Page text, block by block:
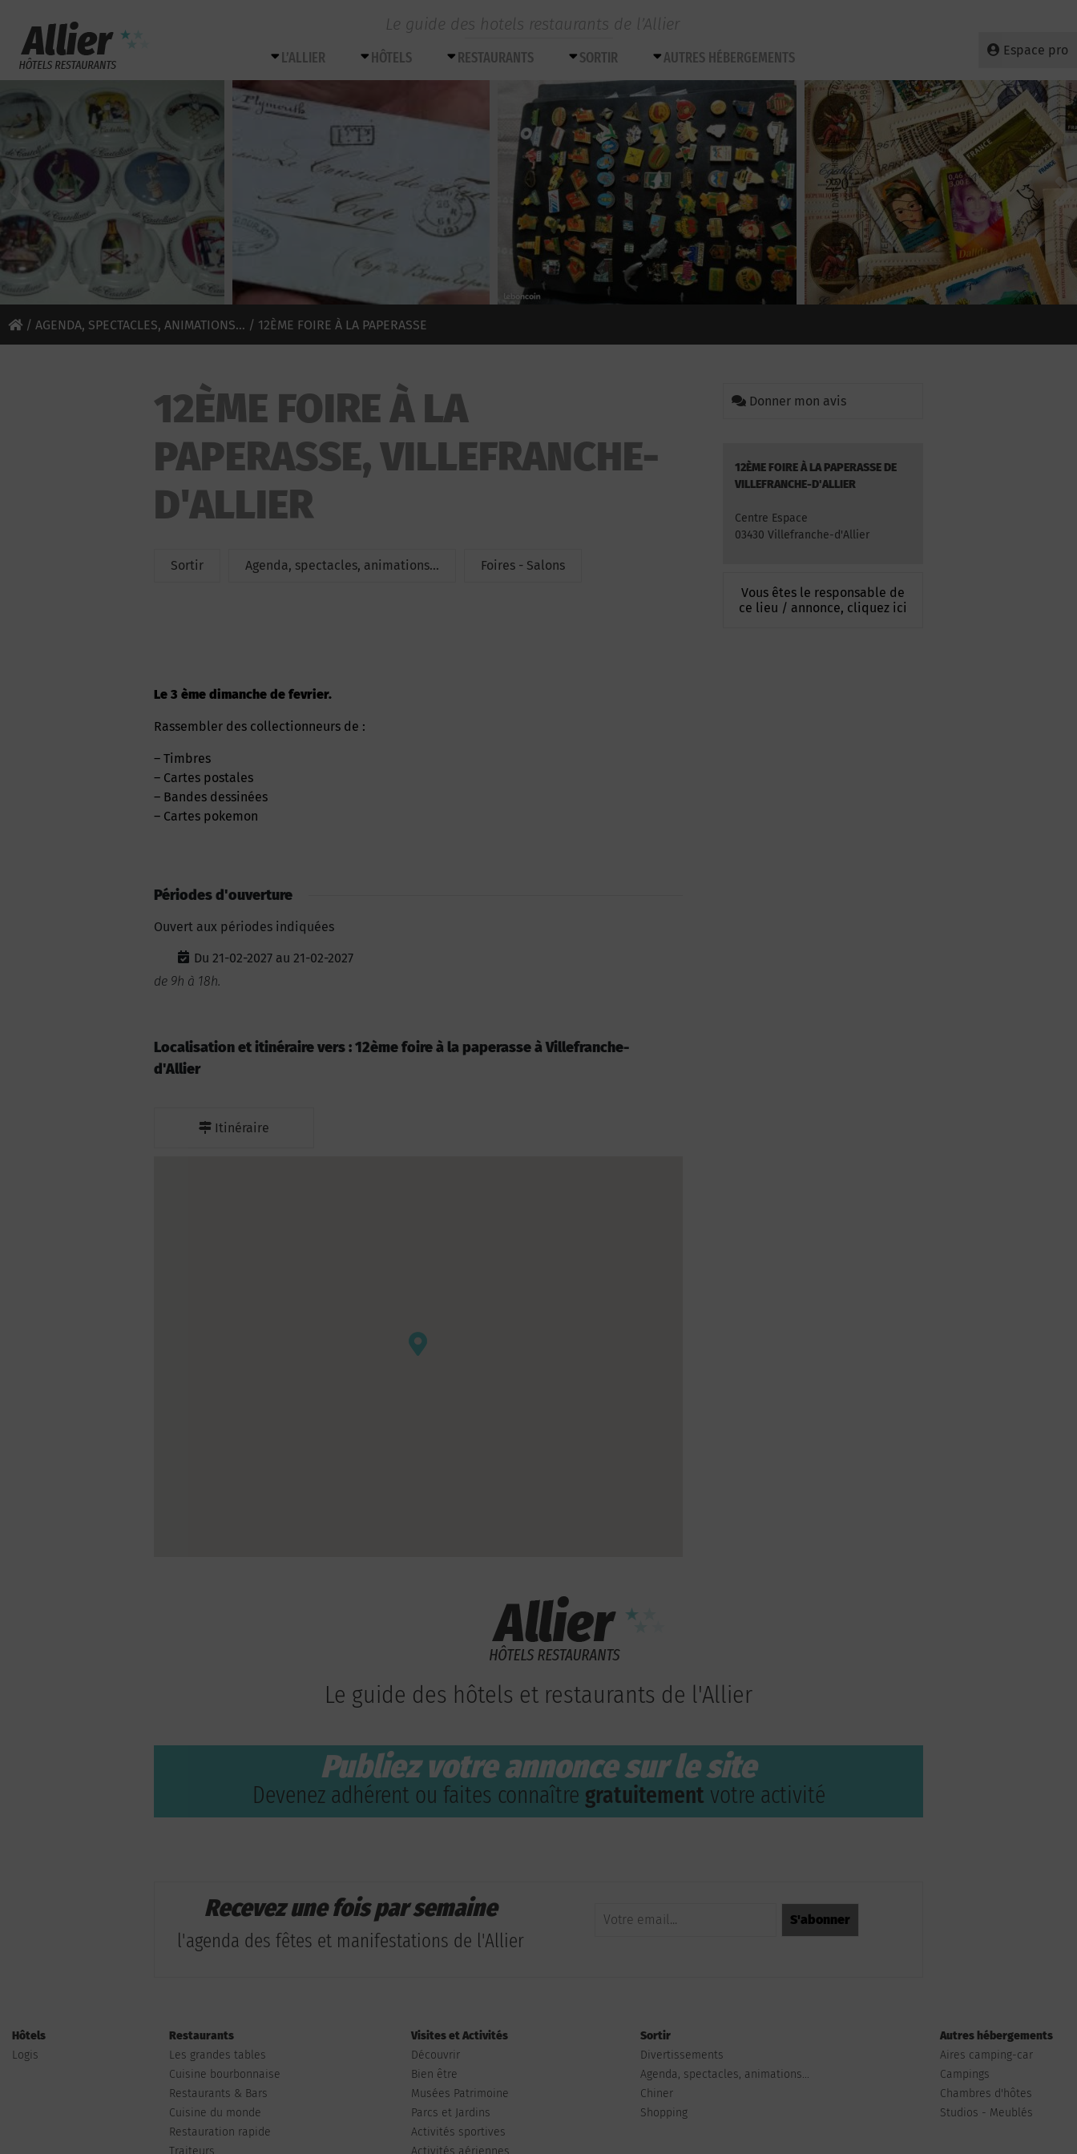
Le guide des hotels restaurants de l’Allier
Espace pro
L’ALLIER HÔTELS RESTAURANTS SORTIR AUTRES HÉBERGEMENTS
/ AGENDA, SPECTACLES, ANIMATIONS... / 12ÈME FOIRE À LA PAPERASSE
12ÈME FOIRE À LA
PAPERASSE, VILLEFRANCHE-
D'ALLIER
Sortir Agenda, spectacles, animations... Foires - Salons
Le 3 ème dimanche de fevrier.
Rassembler des collectionneurs de :
– Timbres
– Cartes postales
– Bandes dessinées
– Cartes pokemon
Donner mon avis
12ÈME FOIRE À LA PAPERASSE DE
VILLEFRANCHE-D'ALLIER
Centre Espace
03430 Villefranche-d'Allier
Vous êtes le responsable de
ce lieu / annonce, cliquez ici
Périodes d'ouverture
Ouvert aux périodes indiquées
Du 21-02-2027 au 21-02-2027
de 9h à 18h.
Localisation et itinéraire vers : 12ème foire à la paperasse à Villefranche-
d'Allier
Itinéraire
Le guide des hôtels et restaurants de l'Allier
Publiez votre annonce sur le site
Devenez adhérent ou faites connaître gratuitement votre activité
Recevez une fois par semaine
l'agenda des fêtes et manifestations de l'Allier
Hôtels
Logis
Restaurants
Les grandes tables
Cuisine bourbonnaise
Restaurants & Bars
Cuisine du monde
Restauration rapide
Traiteurs
Visites et Activités
Découvrir
Bien être
Musées Patrimoine
Parcs et Jardins
Activités sportives
Activités aériennes
Sortir
Divertissements
Agenda, spectacles, animations...
Chiner
Shopping
Autres hébergements
Aires camping-car
Campings
Chambres d'hôtes
Studios - Meublés